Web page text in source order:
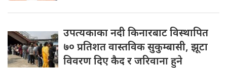
उपत्यकाका नदी किनारबाट विस्थापित
७० प्रतिशत वास्तविक सुकुम्बासी, झूटा
विवरण दिए कैद र जरिवाना हुने